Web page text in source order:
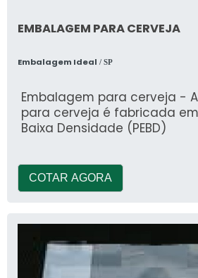
EMBALAGEM PARA CERVEJA
Embalagem Ideal / SP
Embalagem para cerveja -
para cerveja é fabricada
Baixa Densidade (PEBD)
COTAR AGORA